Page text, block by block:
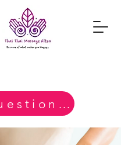
Questions?